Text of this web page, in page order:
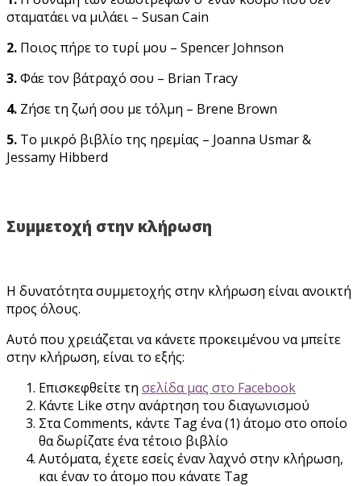
σταματάει να μιλάει – Susan Cain
2. Ποιος πήρε το τυρί μου – Spencer Johnson
3.Φάε τον βάτραχό σου – Brian Tracy
4. Ζήσε τη ζωή σου με τόλμη – Brene Brown
5. Το μικρό βιβλίο της ηρεμίας – Joanna Usmar &
Jessamy Hibberd
Συμμετοχή στην κλήρωση
Η δυνατότητα συμμετοχής στην κλήρωση είναι ανοικτή
προς όλους.
Αυτό που χρειάζεται να κάνετε προκειμένου να μπείτε
στην κλήρωση, είναι το εξής:
Επισκεφθείτε τη σελίδα μας στο Facebook
Κάντε Like στην ανάρτηση του διαγωνισμού
Στα Comments, κάντε Tag ένα (1) άτομο στο οποίο
θα δωρίζατε ένα τέτoιο βιβλίο
Αυτόματα, έχετε εσείς έναν λαχνό στην κλήρωση,
και έναν το άτομο που κάνατε Tag